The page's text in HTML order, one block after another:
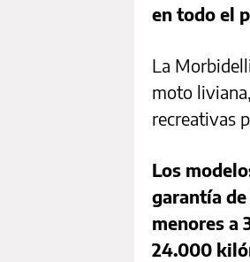
en todo el
La
moto
recreativas
Los
garantía
menores a
24.000